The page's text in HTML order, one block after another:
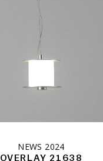
NEWS 2024
OVERLAY 21638